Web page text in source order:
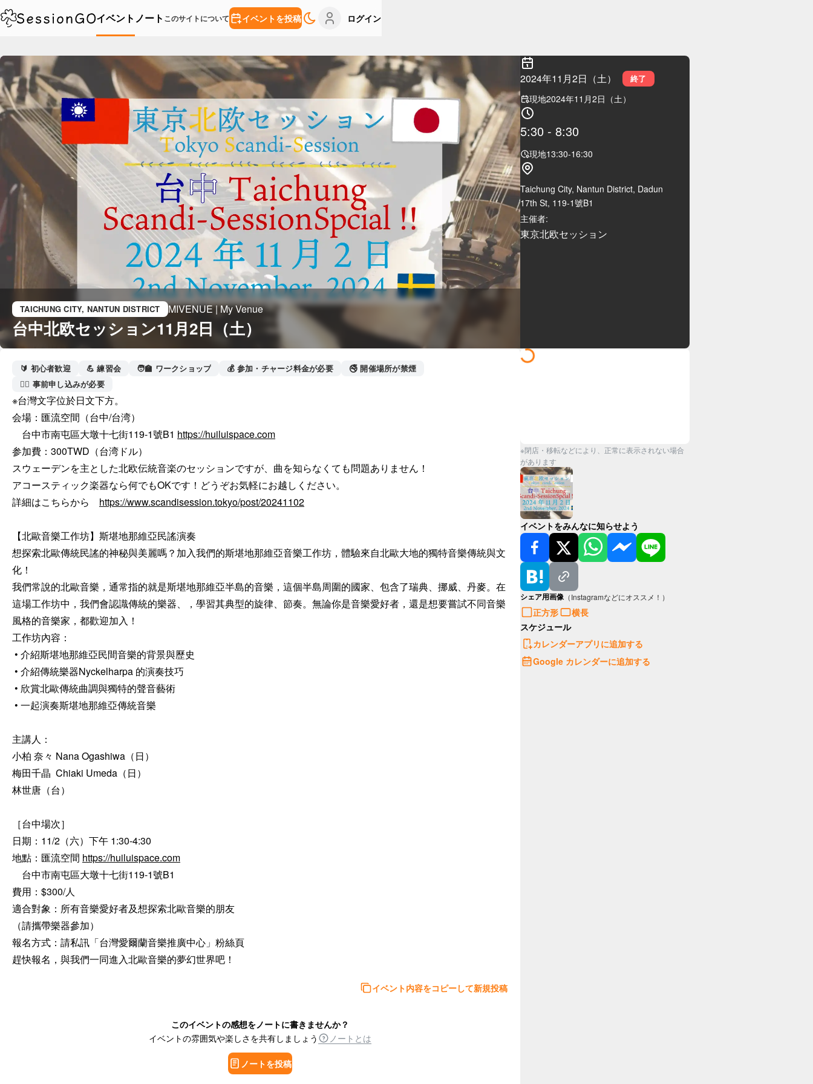
イベント ノート このサイトについて イベントを投稿 ログイン
TAICHUNG CITY, NANTUN DISTRICT MIVENUE | My Venue
台中北欧セッション11月2日（土）
2024年11月2日（土） 終了
現地2024年11月2日（土）
5:30 - 8:30
現地13:30-16:30
Taichung City, Nantun District, Dadun
17th St, 119-1號B1
主催者:
東京北欧セッション
🔰 初心者歓迎 💪 練習会 🧑‍🏫 ワークショップ 💰 参加・チャージ料金が必要
🚭 開催場所が禁煙
🙋‍♀️ 事前申し込みが必要
※台灣文字位於日文下方。
会場：匯流空間（台中/台湾）
台中市南屯區大墩十七街119-1號B1 https://huiluispace.com
参加費：300TWD（台湾ドル）
スウェーデンを主とした北欧伝統音楽のセッションですが、曲を知らなくても問題ありません！
アコースティック楽器なら何でもOKです！どうぞお気軽にお越しください。
詳細はこちらから https://www.scandisession.tokyo/post/20241102
【北歐音樂工作坊】斯堪地那維亞民謠演奏
想探索北歐傳統民謠的神秘與美麗嗎？加入我們的斯堪地那維亞音樂工作坊，體驗來自北歐大地的獨特音樂傳統與文
化！
我們常說的北歐音樂，通常指的就是斯堪地那維亞半島的音樂，這個半島周圍的國家、包含了瑞典、挪威、丹麥。在
這場工作坊中，我們會認識傳統的樂器、，學習其典型的旋律、節奏。無論你是音樂愛好者，還是想要嘗試不同音樂
風格的音樂家，都歡迎加入！
工作坊內容：
主講人：
​小柏 奈々 Nana Ogashiwa（日）
梅田千晶  Chiaki Umeda（日）
林世唐（台）
［台中場次］
日期：11/2（六）下午 1:30-4:30
地點：匯流空間 https://huiluispace.com
台中市南屯區大墩十七街119-1號B1
費用：$300/人
適合對象：所有音樂愛好者及想探索北歐音樂的朋友
（請攜帶樂器參加）
報名方式：請私訊「台灣愛爾蘭音樂推廣中心」粉絲頁
趕快報名，與我們一同進入北歐音樂的夢幻世界吧！
イベント内容をコピーして新規投稿
このイベントの感想をノートに書きませんか？
イベントの雰囲気や楽しさを共有しましょう
ノートとは
ノートを投稿
※閉店・移転などにより、正常に表示されない場合
があります
イベントをみんなに知らせよう
シェア用画像 （Instagramなどにオススメ！）
正方形
横長
スケジュール
カレンダーアプリに追加する
Google カレンダーに追加する